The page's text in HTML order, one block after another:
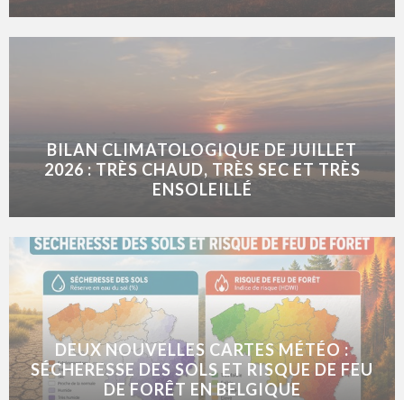
BILAN CLIMATOLOGIQUE DE JUILLET
2026 : TRÈS CHAUD, TRÈS SEC ET TRÈS
ENSOLEILLÉ
DEUX NOUVELLES CARTES MÉTÉO :
SÉCHERESSE DES SOLS ET RISQUE DE FEU
DE FORÊT EN BELGIQUE